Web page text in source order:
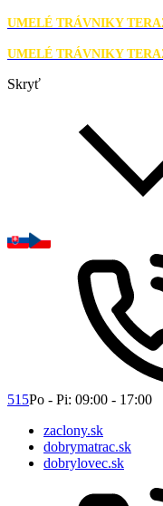
UMELÉ TRÁVNIKY
UMELÉ TRÁVNIKY
Skryť
515Po - Pi: 09:00 - 17:00
zaclony.sk
dobrymatrac.sk
dobrylovec.sk